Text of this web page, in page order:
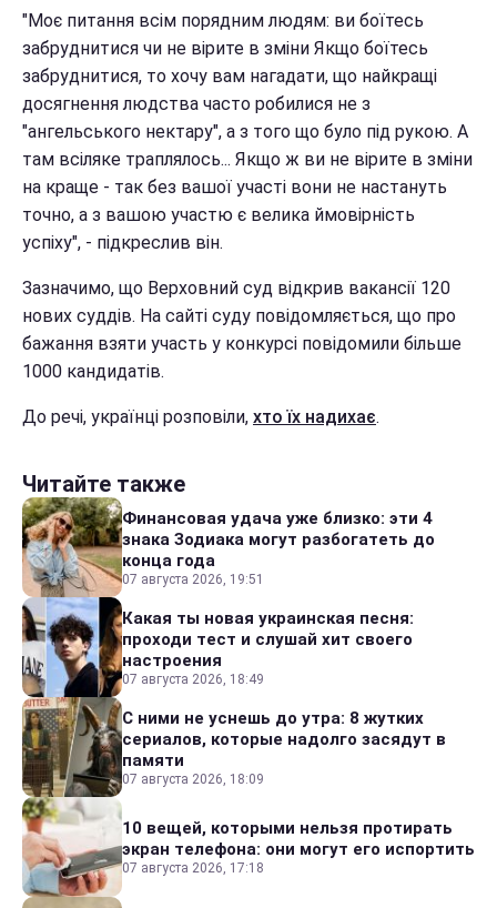
"Моє питання всім порядним людям: ви боїтесь
забруднитися чи не вірите в зміни Якщо боїтесь
забруднитися, то хочу вам нагадати, що найкращі
досягнення людства часто робилися не з
"ангельського нектару", а з того що було під рукою. А
там всіляке траплялось... Якщо ж ви не вірите в зміни
на краще - так без вашої участі вони не настануть
точно, а з вашою участю є велика ймовірність
успіху", - підкреслив він.
Зазначимо, що Верховний суд відкрив вакансії 120
нових суддів. На сайті суду повідомляється, що про
бажання взяти участь у конкурсі повідомили більше
1000 кандидатів.
До речі, українці розповіли, хто їх надихає.
Читайте также
Финансовая удача уже близко: эти 4
знака Зодиака могут разбогатеть до
конца года
07 августа 2026, 19:51
Какая ты новая украинская песня:
проходи тест и слушай хит своего
настроения
07 августа 2026, 18:49
С ними не уснешь до утра: 8 жутких
сериалов, которые надолго засядут в
памяти
07 августа 2026, 18:09
10 вещей, которыми нельзя протирать
экран телефона: они могут его испортить
07 августа 2026, 17:18